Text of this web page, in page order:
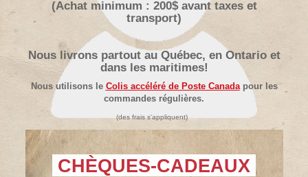
(Achat minimum : 200$ avant taxes et
transport)
Nous livrons partout au Québec, en Ontario et
dans les maritimes!
Nous utilisons le Colis accéléré de Poste Canadapour les
commandes régulières.
(des frais s'appliquent)
CHÈQUES-CADEAUX